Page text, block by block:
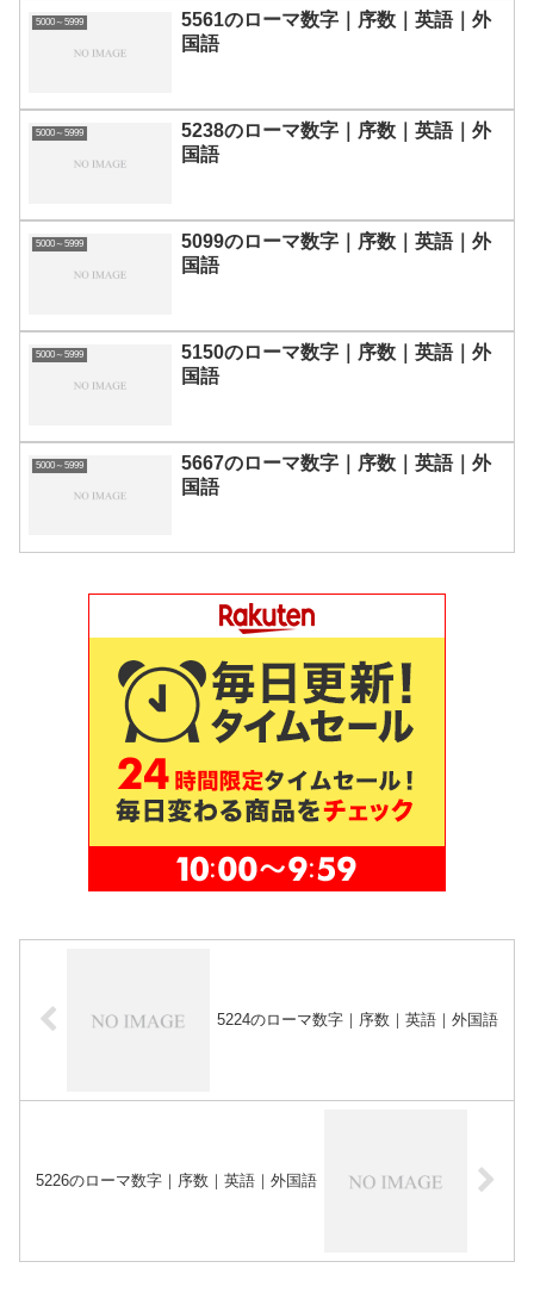
5000～5999
5561のローマ数字｜序数｜英語｜外
国語
5000～5999
5238のローマ数字｜序数｜英語｜外
国語
5000～5999
5099のローマ数字｜序数｜英語｜外
国語
5000～5999
5150のローマ数字｜序数｜英語｜外
国語
5000～5999
5667のローマ数字｜序数｜英語｜外
国語
5224のローマ数字｜序数｜英語｜外国語
5226のローマ数字｜序数｜英語｜外国語